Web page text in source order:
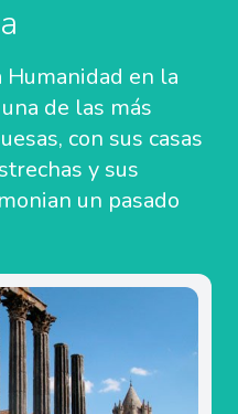
Humanidad en la
de las más
con sus casas
y sus
un pasado